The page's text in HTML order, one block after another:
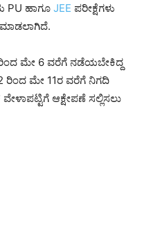
PU ಹಾಗೂ JEE ಪರೀಕ್ಷೆಗಳು
ಮೇ 6 ವರೆಗೆ ನಡೆಯಬೇಕಿದ್ದ
ರಿಂದ ಮೇ 11ರ ವರೆಗೆ ನಿಗದಿ
ಆಕ್ಷೇಪಣೆ ಸಲ್ಲಿಸಲು